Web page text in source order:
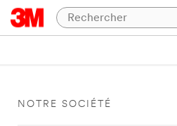
NOTRE SOCIÉTÉ